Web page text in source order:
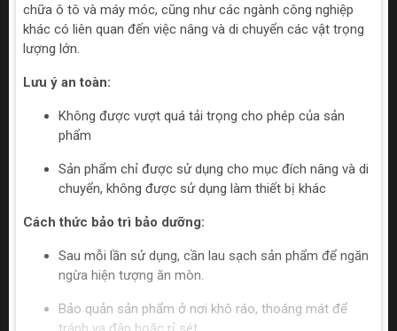
chữa ô tô và máy móc, cũng như các ngành công nghiệp
khác có liên quan đến việc nâng và di chuyển các vật trọng
lượng lớn.
Lưu ý an toàn:
Không được vượt quá tải trọng cho phép của sản
phẩm
Sản phẩm chỉ được sử dụng cho mục đích nâng và di
chuyển, không được sử dụng làm thiết bị khác
Cách thức bảo trì bảo dưỡng:
Sau mỗi lần sử dụng, cần lau sạch sản phẩm để ngăn
ngừa hiện tượng ăn mòn.
Bảo quản sản phẩm ở nơi khô ráo, thoáng mát để